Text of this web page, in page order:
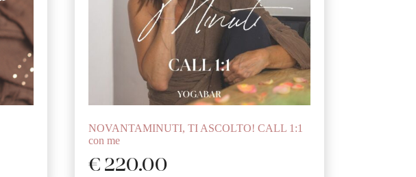
NOVANTAMINUTI, TI ASCOLTO! CALL 1:1
con me
€ 220.00